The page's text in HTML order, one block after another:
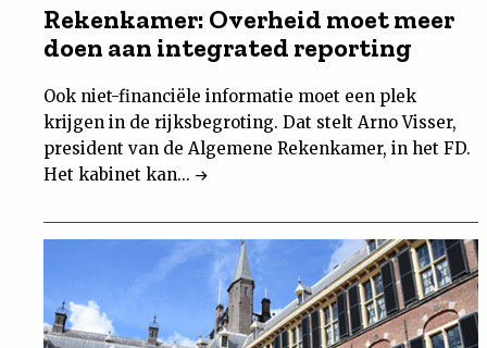
Rekenkamer: Overheid moet meer
doen aan integrated reporting
Ook niet-financiële informatie moet een plek
krijgen in de rijksbegroting. Dat stelt Arno Visser,
president van de Algemene Rekenkamer, in het FD.
Het kabinet kan...